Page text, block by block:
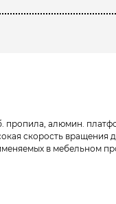
пропила, алюмин.
скорость
в мебельном